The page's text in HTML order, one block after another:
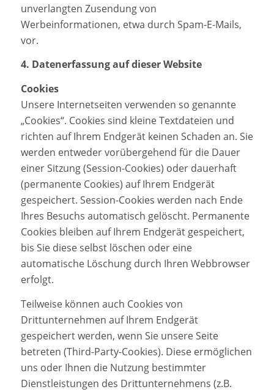
unverlangten Zusendung von
Werbeinformationen, etwa durch Spam-E-Mails,
vor.
4. Datenerfassung auf dieser Website
Cookies
Unsere Internetseiten verwenden so genannte
„Cookies“. Cookies sind kleine Textdateien und
richten auf Ihrem Endgerät keinen Schaden an. Sie
werden entweder vorübergehend für die Dauer
einer Sitzung (Session-Cookies) oder dauerhaft
(permanente Cookies) auf Ihrem Endgerät
gespeichert. Session-Cookies werden nach Ende
Ihres Besuchs automatisch gelöscht. Permanente
Cookies bleiben auf Ihrem Endgerät gespeichert,
bis Sie diese selbst löschen oder eine
automatische Löschung durch Ihren Webbrowser
erfolgt.
Teilweise können auch Cookies von
Drittunternehmen auf Ihrem Endgerät
gespeichert werden, wenn Sie unsere Seite
betreten (Third-Party-Cookies). Diese ermöglichen
uns oder Ihnen die Nutzung bestimmter
Dienstleistungen des Drittunternehmens (z.B.